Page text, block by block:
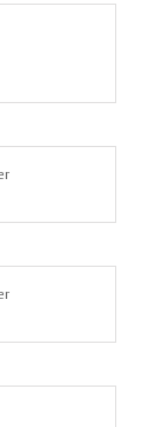
uit 5